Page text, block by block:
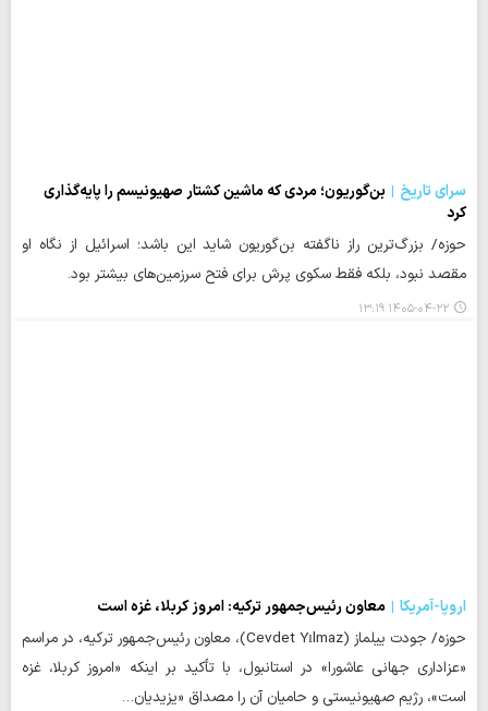
سرای تاریخ
بن‌گوریون؛ مردی که ماشین کشتار صهیونیسم را پایه‌گذاری
کرد
حوزه/ بزرگ‌ترین راز ناگفته بن‌گوریون شاید این باشد؛ اسرائیل از نگاه او
مقصد نبود، بلکه فقط سکوی پرش برای فتح سرزمین‌های بیشتر بود.
۱۴۰۵-۰۴-۲۲ ۱۳:۱۹
اروپا-آمریکا
معاون رئیس‌جمهور ترکیه: امروز کربلا، غزه است
حوزه/ جودت ییلماز (Cevdet Yılmaz)، معاون رئیس‌جمهور ترکیه، در مراسم
«عزاداری جهانی عاشورا» در استانبول، با تأکید بر اینکه «امروز کربلا، غزه
است»، رژیم صهیونیستی و حامیان آن را مصداق «یزیدیان…